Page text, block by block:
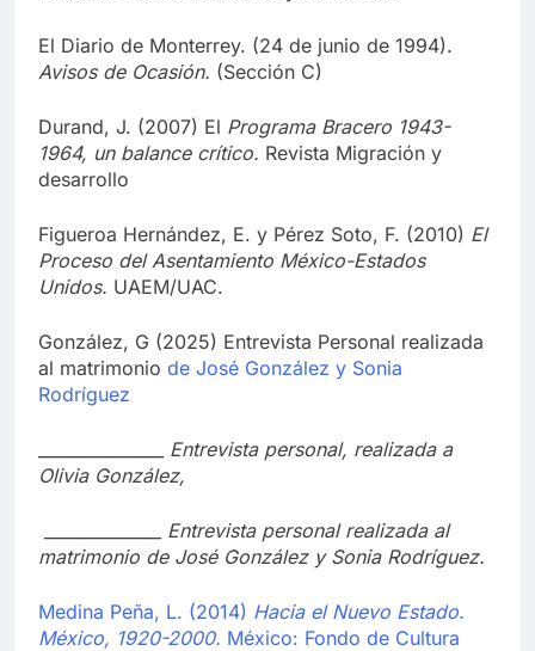
El Diario de Monterrey. (24 de junio de 1994).
Durand, J. (2007) ElPrograma Bracero 1943-
1964, un balance crítico.
Figueroa Hernández, E. y Pérez Soto, F. (2010)
Proceso del Asentamiento México-Estados
González, G (2025) Entrevista Personal realizada
al matrimonio
_______________Entrevista personal, realizada a
______________ Entrevista personal realizada al
Medina Peña, L. (2014)Hacia el Nuevo Estado.